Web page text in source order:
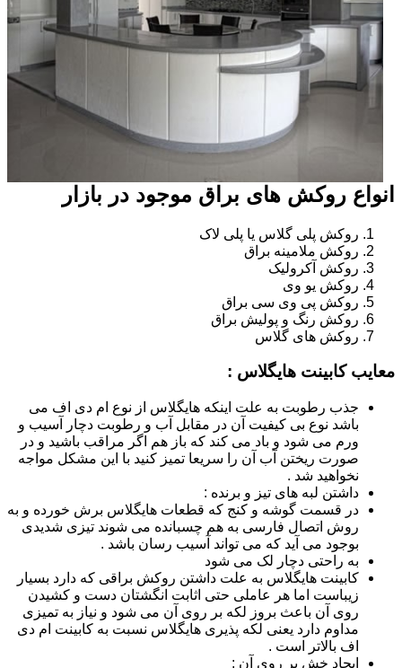
انواع روکش های براق موجود در بازار
روکش پلی گلاس یا پلی لاک
روکش ملامینه براق
روکش آکرولیک
روکش یو وی
روکش پی وی سی براق
روکش رنگ و پولیش براق
روکش های گلاس
معایب کابینت هایگلاس :
جذب رطوبت به علت اینکه هایگلاس از نوع ام دی اف می
باشد نوع بی کیفیت آن در مقابل آب و رطوبت دچار آسیب و
ورم می شود و باد می کند که باز هم اگر مراقب باشید و در
صورت ریختن آب آن را سریعا تمیز کنید با این مشکل مواجه
نخواهید شد .
داشتن لبه های تیز و برنده :
در قسمت گوشه و کنج که قطعات هایگلاس برش خورده و به
روش اتصال فارسی به هم چسبانده می شوند تیزی شدیدی
بوجود می آید که می تواند آسیب رسان باشد .
به راحتی دچار لک می شود
کابینت هایگلاس به علت داشتن روکش براقی که دارد بسیار
زیباست اما هر عاملی حتی اثابت انگشتان دست و کشیدن
روی آن باعث بروز لکه بر روی آن می شود و نیاز به تمیزی
مداوم دارد یعنی لکه پذیری هایگلاس نسبت به کابینت ام دی
اف بالاتر است .
ایجاد خش بر روی آن :